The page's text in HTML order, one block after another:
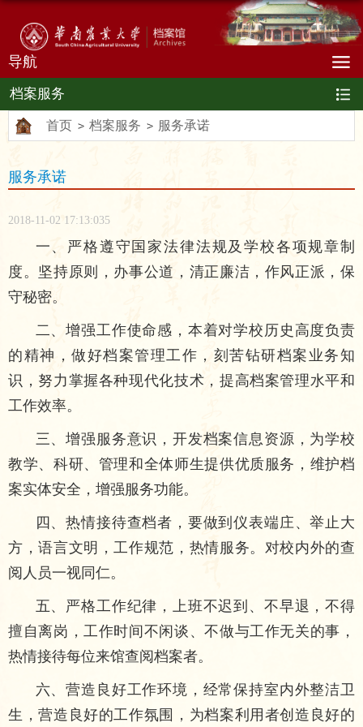
导航
档案服务
首页 档案服务 服务承诺
服务承诺
2018-11-02 17:13:035
一、严格遵守国家法律法规及学校各项规章制
度。坚持原则，办事公道，清正廉洁，作风正派，保
守秘密。
二、增强工作使命感，本着对学校历史高度负责
的精神，做好档案管理工作，刻苦钻研档案业务知
识，努力掌握各种现代化技术，提高档案管理水平和
工作效率。
三、增强服务意识，开发档案信息资源，为学校
教学、科研、管理和全体师生提供优质服务，维护档
案实体安全，增强服务功能。
四、热情接待查档者，要做到仪表端庄、举止大
方，语言文明，工作规范，热情服务。对校内外的查
阅人员一视同仁。
五、严格工作纪律，上班不迟到、不早退，不得
擅自离岗，工作时间不闲谈、不做与工作无关的事，
热情接待每位来馆查阅档案者。
六、营造良好工作环境，经常保持室内外整洁卫
生，营造良好的工作氛围，为档案利用者创造良好的